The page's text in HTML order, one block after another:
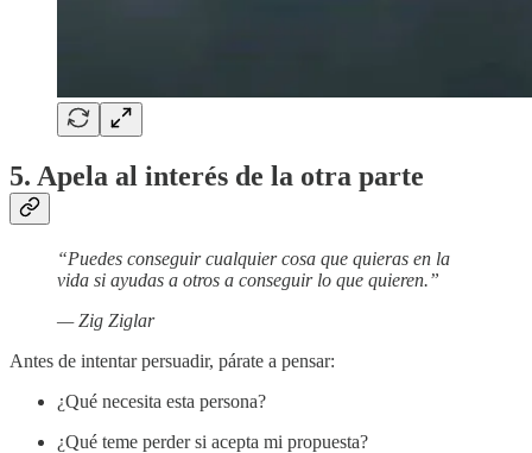
5. Apela al interés de la otra parte
“Puedes conseguir cualquier cosa que quieras en la
vida si ayudas a otros a conseguir lo que quieren.”
— Zig Ziglar
Antes de intentar persuadir, párate a pensar:
¿Qué necesita esta persona?
¿Qué teme perder si acepta mi propuesta?